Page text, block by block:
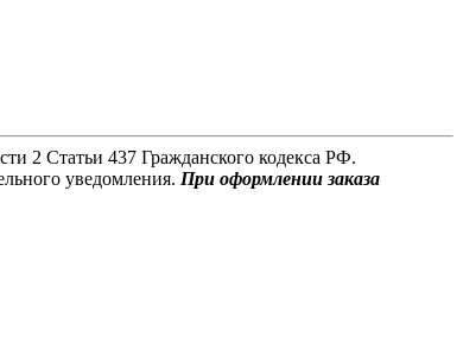
2 Статьи 437 Гражданского кодекса РФ.
уведомления. При оформлении заказа